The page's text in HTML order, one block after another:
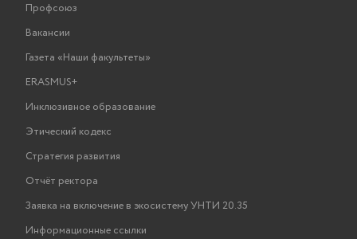
Профсоюз
Вакансии
Газета «Наши факультеты»
ERASMUS+
Инклюзивное образование
Этический кодекс
Стратегия развития
Отчёт ректора
Заявка на включение в экосистему УНТИ 20.35
Информационные ссылки